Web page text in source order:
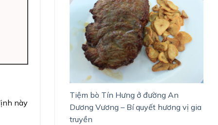
này
Tiệm bò Tín Hưng ở đường An
Dương Vương – Bí quyết hương vị gia
truyền